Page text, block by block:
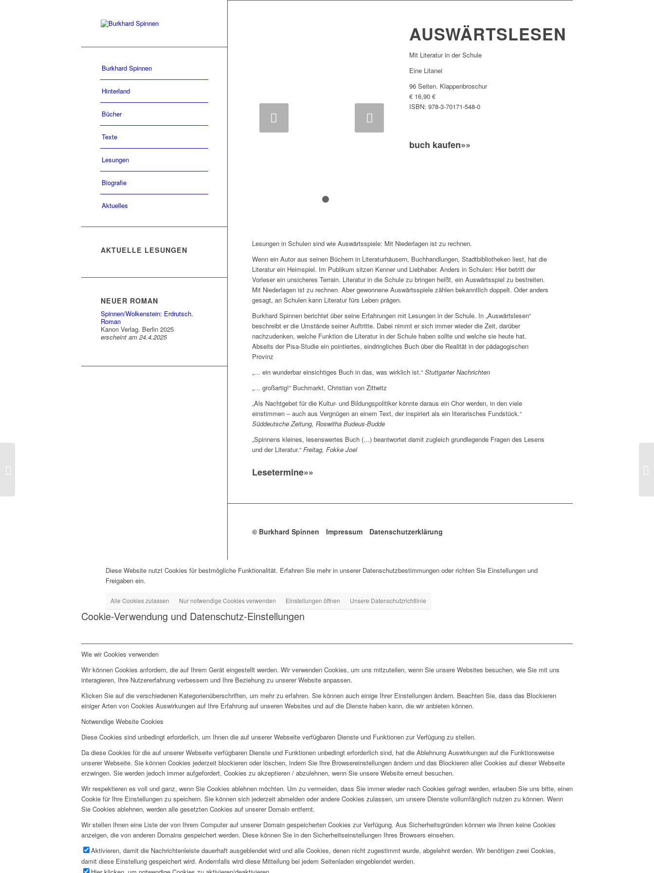
Burkhard Spinnen
Hinterland
Bücher
Texte
Lesungen
Biografie
Aktuelles
AKTUELLE LESUNGEN
NEUER ROMAN
Spinnen/Wolkenstein: Erdrutsch.
Roman
Kanon Verlag. Berlin 2025
erscheint am 24.4.2025
Weiter
AUSWÄRTSLESEN
Mit Literatur in der Schule
Eine Litanei
96 Seiten. Klappenbroschur
€ 16,90 €
ISBN: 978-3-70171-548-0
buch kaufen»»
Lesungen in Schulen sind wie Auswärtsspiele: Mit Niederlagen ist zu rechnen.
Wenn ein Autor aus seinen Büchern in Literaturhäusern, Buchhandlungen, Stadtbibliotheken liest, hat die
Literatur ein Heimspiel. Im Publikum sitzen Kenner und Liebhaber. Anders in Schulen: Hier betritt der
Vorleser ein unsicheres Terrain. Literatur in die Schule zu bringen heißt, ein Auswärtsspiel zu bestreiten.
Mit Niederlagen ist zu rechnen. Aber gewonnene Auswärtsspiele zählen bekanntlich doppelt. Oder anders
gesagt, an Schulen kann Literatur fürs Leben prägen.
Burkhard Spinnen berichtet über seine Erfahrungen mit Lesungen in der Schule. In „Auswärtslesen“
beschreibt er die Umstände seiner Auftritte. Dabei nimmt er sich immer wieder die Zeit, darüber
nachzudenken, welche Funktion die Literatur in der Schule haben sollte und welche sie heute hat.
Abseits der Pisa-Studie ein pointiertes, eindringliches Buch über die Realität in der pädagogischen
Provinz
„… ein wunderbar einsichtiges Buch in das, was wirklich ist.“ Stuttgarter Nachrichten
„… großartig!“ Buchmarkt, Christian von Zittwitz
„Als Nachtgebet für die Kultur- und Bildungspolitiker könnte daraus ein Chor werden, in den viele
einstimmen – auch aus Vergnügen an einem Text, der inspiriert als ein literarisches Fundstück.“
Süddeutsche Zeitung, Roswitha Budeus-Budde
„Spinnens kleines, lesenswertes Buch (…) beantwortet damit zugleich grundlegende Fragen des Lesens
und der Literatur.“ Freitag, Fokke Joel
Lesetermine»»
© Burkhard Spinnen Impressum Datenschutzerklärung
Diese Website nutzt Cookies für bestmögliche Funktionalität. Erfahren Sie mehr in unserer Datenschutzbestimmungen oder richten Sie Einstellungen und
Freigaben ein.
Alle Cookies zulassen Nur notwendige Cookies verwenden Einstellungen öffnen Unsere Datenschutzrichtlinie
Cookie-Verwendung und Datenschutz-Einstellungen
Wie wir Cookies verwenden
Wir können Cookies anfordern, die auf Ihrem Gerät eingestellt werden. Wir verwenden Cookies, um uns mitzuteilen, wenn Sie unsere Websites besuchen, wie Sie mit uns
interagieren, Ihre Nutzererfahrung verbessern und Ihre Beziehung zu unserer Website anpassen.
Klicken Sie auf die verschiedenen Kategorienüberschriften, um mehr zu erfahren. Sie können auch einige Ihrer Einstellungen ändern. Beachten Sie, dass das Blockieren
einiger Arten von Cookies Auswirkungen auf Ihre Erfahrung auf unseren Websites und auf die Dienste haben kann, die wir anbieten können.
Notwendige Website Cookies
Diese Cookies sind unbedingt erforderlich, um Ihnen die auf unserer Webseite verfügbaren Dienste und Funktionen zur Verfügung zu stellen.
Da diese Cookies für die auf unserer Webseite verfügbaren Dienste und Funktionen unbedingt erforderlich sind, hat die Ablehnung Auswirkungen auf die Funktionsweise
unserer Webseite. Sie können Cookies jederzeit blockieren oder löschen, indem Sie Ihre Browsereinstellungen ändern und das Blockieren aller Cookies auf dieser Webseite
erzwingen. Sie werden jedoch immer aufgefordert, Cookies zu akzeptieren / abzulehnen, wenn Sie unsere Website erneut besuchen.
Wir respektieren es voll und ganz, wenn Sie Cookies ablehnen möchten. Um zu vermeiden, dass Sie immer wieder nach Cookies gefragt werden, erlauben Sie uns bitte, einen
Cookie für Ihre Einstellungen zu speichern. Sie können sich jederzeit abmelden oder andere Cookies zulassen, um unsere Dienste vollumfänglich nutzen zu können. Wenn
Sie Cookies ablehnen, werden alle gesetzten Cookies auf unserer Domain entfernt.
Wir stellen Ihnen eine Liste der von Ihrem Computer auf unserer Domain gespeicherten Cookies zur Verfügung. Aus Sicherheitsgründen können wie Ihnen keine Cookies
anzeigen, die von anderen Domains gespeichert werden. Diese können Sie in den Sicherheitseinstellungen Ihres Browsers einsehen.
Aktivieren, damit die Nachrichtenleiste dauerhaft ausgeblendet wird und alle Cookies, denen nicht zugestimmt wurde, abgelehnt werden. Wir benötigen zwei Cookies,
damit diese Einstellung gespeichert wird. Andernfalls wird diese Mitteilung bei jedem Seitenladen eingeblendet werden.